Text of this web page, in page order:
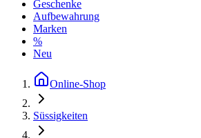
Geschenke
Aufbewahrung
Marken
%
Neu
Online-Shop
Süssigkeiten